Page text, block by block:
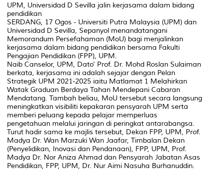
UPM, Universidad D Sevilla jalin kerjasama dalam bidang
pendidikan
SERDANG, 17 Ogos - Universiti Putra Malaysia (UPM) dan
Universidad D Sevilla, Sepanyol menandatangani
Memorandum Persefahaman (MoU) bagi menjalinkan
kerjasama dalam bidang pendidikan bersama Fakulti
Pengajian Pendidikan (FPP), UPM.
Naib Canselor, UPM, Dato’ Prof. Dr. Mohd Roslan Sulaiman
berkata, kerjasama ini adalah sejajar dengan Pelan
Strategik UPM 2021-2025 iaitu Matlamat 1 Melahirkan
Watak Graduan Berdaya Tahan Mendepani Cabaran
Mendatang. Tambah beliau, MoU tersebut secara langsung
meningkatkan visibiliti kepakaran pensyarah UPM serta
memberi peluang kepada pelajar memperluas
pengetahuan melalui jaringan di peringkat antarabangsa.
Turut hadir sama ke majlis tersebut, Dekan FPP, UPM, Prof.
Madya Dr. Wan Marzuki Wan Jaafar, Timbalan Dekan
(Penyelidikan, Inovasi dan Pendanaan), FPP, UPM, Prof.
Madya Dr. Nor Aniza Ahmad dan Pensyarah Jabatan Asas
Pendidikan, FPP, UPM, Dr. Nur Aimi Nasuha Burhanuddin.